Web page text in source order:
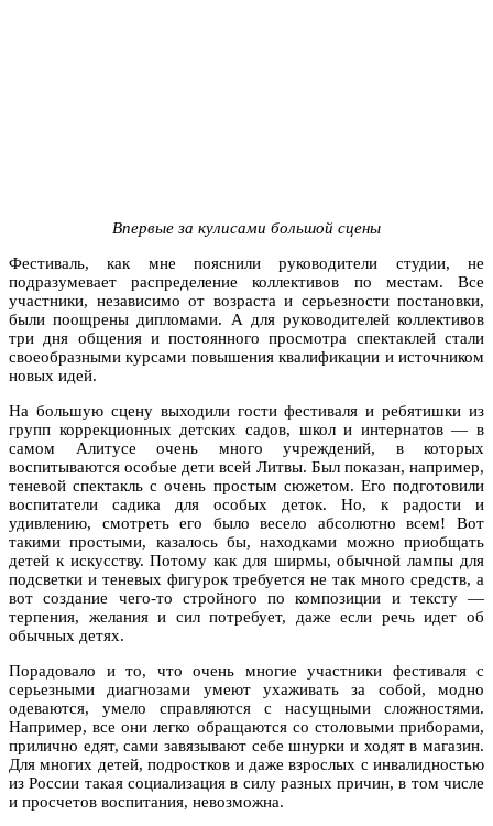
Впервые за кулисами большой сцены
Фестиваль, как мне пояснили руководители студии, не
подразумевает распределение коллективов по местам. Все
участники, независимо от возраста и серьезности постановки,
были поощрены дипломами. А для руководителей коллективов
три дня общения и постоянного просмотра спектаклей стали
своеобразными курсами повышения квалификации и источником
новых идей.
На большую сцену выходили гости фестиваля и ребятишки из
групп коррекционных детских садов, школ и интернатов — в
самом Алитусе очень много учреждений, в которых
воспитываются особые дети всей Литвы. Был показан, например,
теневой спектакль с очень простым сюжетом. Его подготовили
воспитатели садика для особых деток. Но, к радости и
удивлению, смотреть его было весело абсолютно всем! Вот
такими простыми, казалось бы, находками можно приобщать
детей к искусству. Потому как для ширмы, обычной лампы для
подсветки и теневых фигурок требуется не так много средств, а
вот создание чего-то стройного по композиции и тексту —
терпения, желания и сил потребует, даже если речь идет об
обычных детях.
Порадовало и то, что очень многие участники фестиваля с
серьезными диагнозами умеют ухаживать за собой, модно
одеваются, умело справляются с насущными сложностями.
Например, все они легко обращаются со столовыми приборами,
прилично едят, сами завязывают себе шнурки и ходят в магазин.
Для многих детей, подростков и даже взрослых с инвалидностью
из России такая социализация в силу разных причин, в том числе
и просчетов воспитания, невозможна.